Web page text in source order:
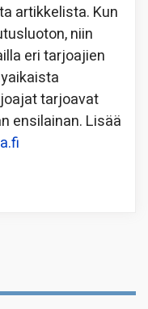
artikkelista. Kun
niin
eri tarjoajien
tarjoavat
ensilainan. Lisää